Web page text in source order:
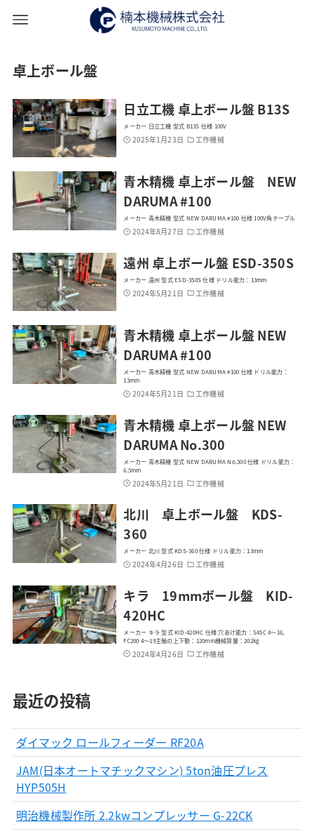
卓上ボール盤
日立工機 卓上ボール盤 B13S
メーカー 日立工機 型式 B13S 仕様 100V
2025年1月23日 工作機械
青木精機 卓上ボール盤 NEW
DARUMA #100
メーカー 青木精機 型式 NEW DARUMA #100 仕様 100V角テーブル
2024年8月27日 工作機械
遠州 卓上ボール盤 ESD-350S
メーカー 遠州 型式 ESD-350S 仕様 ドリル能力：13mm
2024年5月21日 工作機械
青木精機 卓上ボール盤 NEW
DARUMA #100
メーカー 青木精機 型式 NEW DARUMA #100 仕様 ドリル能力：
13mm
2024年5月21日 工作機械
青木精機 卓上ボール盤 NEW
DARUMA No.300
メーカー 青木精機 型式 NEW DARUMA No.300 仕様 ドリル能力：
6.5mm
2024年5月21日 工作機械
北川 卓上ボール盤 KDS-
360
メーカー 北川 型式 KDS-360 仕様 ドリル能力：13mm
2024年4月26日 工作機械
キラ 19mmボール盤 KID-
420HC
メーカー キラ 型式 KID-420HC 仕様 穴あけ能力：S45C 4～16、
FC200 4～19主軸の上下動：120mm機械質量：202kg
2024年4月26日 工作機械
最近の投稿
ダイマック ロールフィーダー RF20A
JAM(日本オートマチックマシン) 5ton油圧プレス
HYP505H
明治機械製作所 2.2kwコンプレッサー G-22CK